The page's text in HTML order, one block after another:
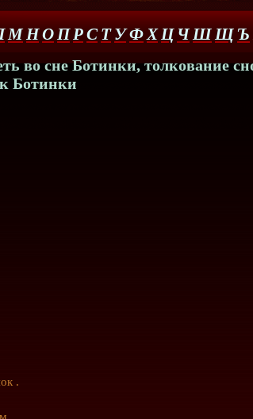
МНОПРС Т УФХЦ ЧШЩ Ъ
во сне Ботинки, толкование
Ботинки
.